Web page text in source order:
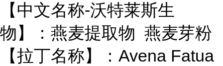
【中文名称-沃特莱斯生
物】：燕麦提取物 燕麦芽粉
【拉丁名称】：Avena Fatua